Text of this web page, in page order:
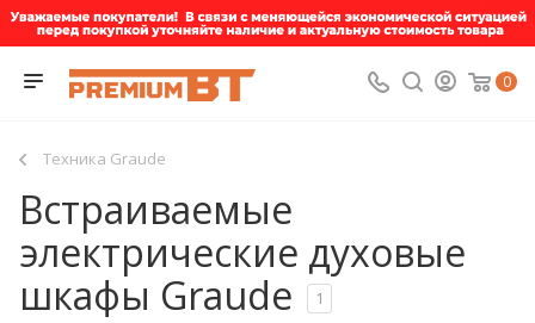
0
Техника Graude
Встраиваемые
электрические духовые
шкафы Graude
1